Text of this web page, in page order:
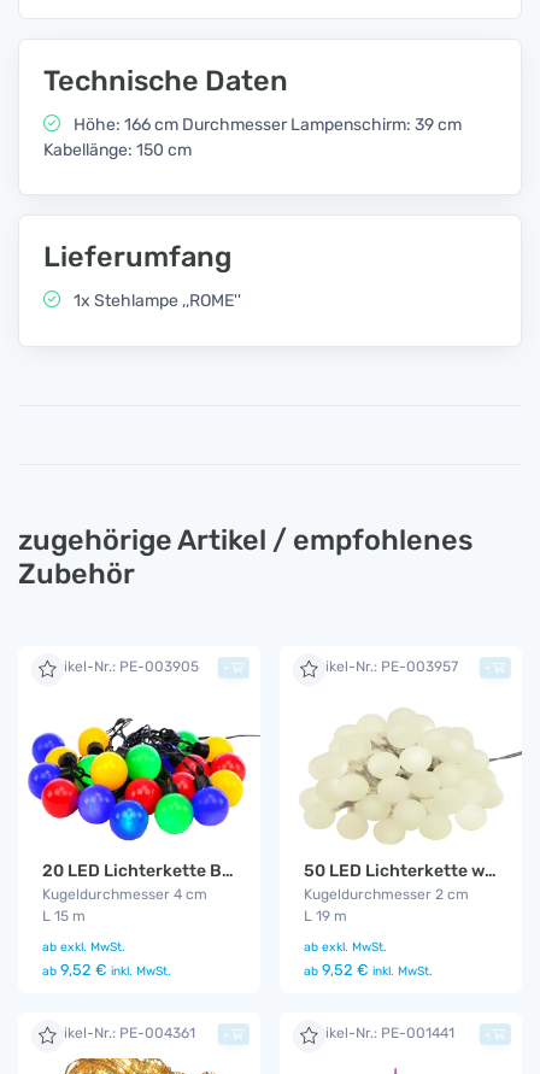
Technische Daten
Höhe: 166 cm Durchmesser Lampenschirm: 39 cm
Kabellänge: 150 cm
Lieferumfang
1x Stehlampe ,,ROME''
zugehörige Artikel / empfohlenes
Zubehör
Artikel-Nr.: PE-003905
20 LED Lichterkette Bunt
Kugeldurchmesser 4 cm
L 15 m
ab exkl. MwSt.
ab 9,52 € inkl. MwSt.
+ Artikel-Nr.: PE-003957
50 LED Lichterkette warm - weiß
Kugeldurchmesser 2 cm
L 19 m
ab exkl. MwSt.
ab 9,52 € inkl. MwSt.
+
Artikel-Nr.: PE-004361 + Artikel-Nr.: PE-001441 +